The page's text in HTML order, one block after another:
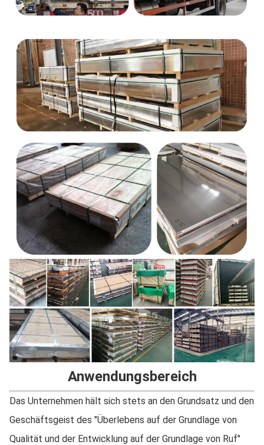
Anwendungsbereich
Das Unternehmen hält sich stets an den Grundsatz und den
Geschäftsgeist des "Überlebens auf der Grundlage von
Qualität und der Entwicklung auf der Grundlage von Ruf"